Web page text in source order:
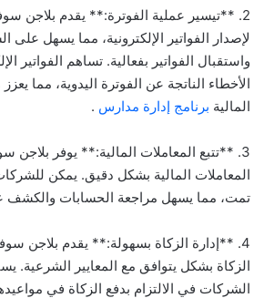
2. **تيسير عملية الفوترة:** يقدم بلاجن
لإصدار الفواتير الإلكترونية، مما يسهل
واستقبال الفواتير بفعالية. تساهم الفواتير
الأخطاء الناتجة عن الفوترة اليدوية، مما
المالية برنامج إدارة مدارس .
3. **تتبع المعاملات المالية:** يوفر بلاجن
المعاملات المالية بشكل دقيق. يمكن
تمت، مما يسهل مراجعة الحسابات والكشف
4. **إدارة الزكاة بسهولة:** يقدم بلاجن
الزكاة بشكل يتوافق مع المعايير الشرعية.
الشركات في الالتزام بدفع الزكاة في